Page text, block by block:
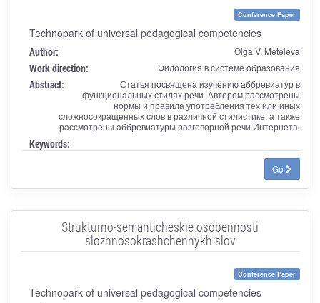
Conference Paper
Technopark of universal pedagogical competencies
Author: Olga V. Meteleva
Work direction: Филология в системе образования
Abstract:
Статья посвящена изучению аббревиатур в
функциональных стилях речи. Автором рассмотрены
нормы и правила употребления тех или иных
сложносокращенных слов в различной стилистике, а также
рассмотрены аббревиатуры разговорной речи Интернета.
Keywords:
Go
Strukturno-semanticheskie osobennosti
slozhnosokrashchennykh slov
Conference Paper
Technopark of universal pedagogical competencies